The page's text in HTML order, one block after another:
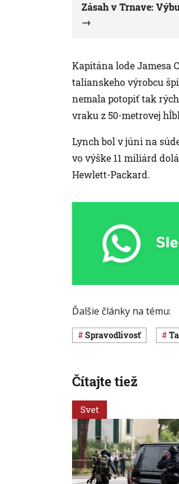
Zásah v Trnave:
Kapitána lode Jamesa
talianskeho výrobcu
nemala potopiť tak
vraku z 50-metrovej
Lynch bol v júni na
vo výške 11 miliárd
Hewlett-Packard.
Ďalšie články na tému:
spravodlivosť
Čítajte tiež
Svet